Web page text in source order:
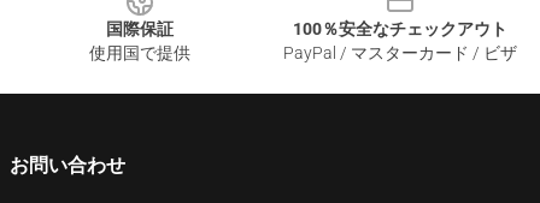
国際保証
使用国で提供
100％安全なチェックアウト
PayPal / マスターカード / ビザ
お問い合わせ